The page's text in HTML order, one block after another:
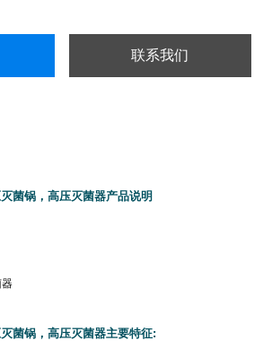
器提醒后自动停机
全可靠
联系我们
菌锅，高压灭菌器产品说明
菌锅，高压灭菌器主要特征: